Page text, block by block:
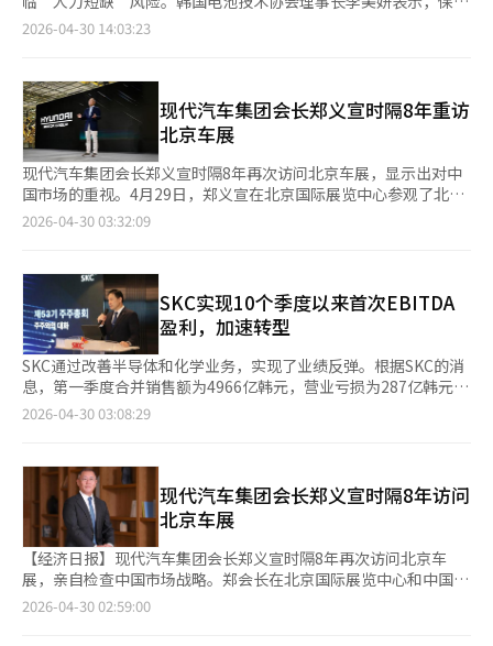
于培养能够安全操作电池并基于数据做出判断的实务型技术人才。
李美妍表示，未来市场竞争力将由具备电池安全和火灾应对能力的
统。※ 本报道经人工智能（AI）系统翻译与编辑。
K-电池的领先地位需要建立以现场为中心的人才生态系统。她指
配”。她表示，产业快速增长，但现场所需人力仍然不足，教育与
现场的脱节导致企业需重新培训新员工，造成管理效率低下。目
前，现场需要能够基于数据诊断和解决问题的“判断型技术者”。
李美妍强调，现有教育结构“理论70%，实习30%”与现场需求
相反，若不转向实习为主的教育，问题将持续。韩国电池企业正面
临严重人力短缺。据预测，2032年国内二次电池产业人力需求将
超过11万人，需新增5.4万名专业人才。然而，目前相关专业毕业
生和实务人力每年仅数千人，尤其是研发和生产现场的技术人员严
能源部门就业人口达7600万，比2019年增加500万，电动车和电
池相关岗位每年增加约80万个。企业普遍面临无法获得具备实务能
力的人才的困境。李美妍指出，海外生产基地快速增加，但能设置
现场和管理质量的核心工程师严重不足。她强调，稳定运营全球生
产线需要培养当地人力，并由韩国工程师引领技术。她还强调，电
池人才培养与全球竞争力直接相关。虽然中国在产业规模和增长速
度上领先，但韩国在精密工艺、质量和安全标准上具有优势，需以
高级工程师为中心的战略应对。韩国电池技术协会致力于培养“即
养项目。协会正加快建设资格体系的公信力和技术人员履历管理系
统。李美妍认为，仅靠协会努力有限，国家层面的基础设施支持必
不可少。她呼吁建立国家标准课程和资格体系，并改善技术人员待
遇和职业管理体系。最后，她强调，产业的信任源于人，只有当训
练有素的技术人员充足时，产业竞争力才能维持。她表示，今年应
成为建立国家教育标准和实习基础设施的起点，协会将继续推动现
场型人才生态系统的建设。※ 本报道经人工智能（AI）系统翻译与
编辑。
2026-04-30 14:03:23
现代汽车集团会长郑义宣时隔8年重访
北京车展
现代汽车集团会长郑义宣时隔8年再次访问北京车展，显示出对中
国市场的重视。4月29日，郑义宣在北京国际展览中心参观了北京
车展（Auto China 2026），考察了包括比亚迪在内的主要中国电
展后连续两年访问中国车展。北京车展于4月24日开幕，展览面积
达38万平方米，相当于50多个足球场，是全球最大规模的汽车展
览会。现代汽车在此次车展上全球首发了IONIQ V，表达了重振中
国市场的决心。现代计划在未来5年内推出20款新车型，将年销量
提升至50万辆。※ 本报道经人工智能（AI）系统翻译与编辑。
2026-04-30 03:32:09
SKC实现10个季度以来首次EBITDA
盈利，加速转型
SKC通过改善半导体和化学业务，实现了业绩反弹。根据SKC的消
息，第一季度合并销售额为4966亿韩元，营业亏损为287亿韩元。
亏损幅度较上季度大幅缩小，息税折旧摊销前利润（EBITDA）达
亿韩元，营业利润为236亿韩元。由于人工智能数据中心需求增
加，高附加值测试插座销售增长，营业利润率达到34.5%，创下季
度历史最高纪录。化学部门同样在第一季度实现了2708亿韩元的
销售额和96亿韩元的营业利润，成功扭亏为盈。这得益于中东战争
带来的反射利益和高附加值丙二醇（PG）销售扩大战略的成功。
金钟宇兼任的二次电池材料子公司SK Nexilis的结构调整也助力了
业绩反弹。公司重组了以北美和能源存储系统（ESS）市场为中心
的业务结构。金钟宇上任后，清理了一次性费用，并通过扩大马来
2026-04-30 03:08:29
现代汽车集团会长郑义宣时隔8年访问
北京车展
【经济日报】现代汽车集团会长郑义宣时隔8年再次访问北京车
展，亲自检查中国市场战略。郑会长在北京国际展览中心和中国国
际展览中心参加了“2026北京车展”。北京车展与上海车展并称
2026-04-30 02:59:00